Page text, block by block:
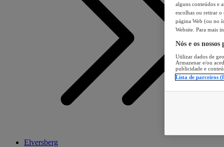
Elversberg
alguns conteúdos e
escolhas ou retirar
página Web (ou no
Website. Para mais
Nós e os
Utilizar dados de
Armazenar e/ou
publicidade e
Lista de parceiros